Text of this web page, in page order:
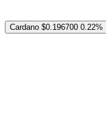
Cardano $0.196700 0.22%